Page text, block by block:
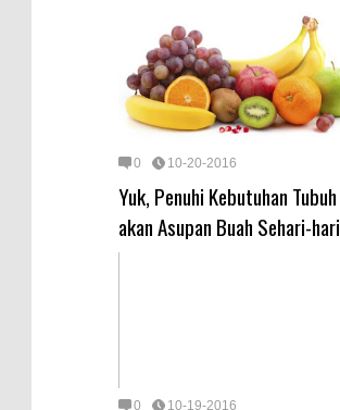
0 10-20-2016
Yuk, Penuhi Kebutuhan Tubuh
akan Asupan Buah Sehari-hari
0 10-19-2016